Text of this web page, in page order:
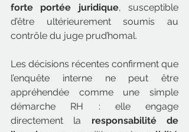
forte portée juridique, susceptible
d’être ultérieurement soumis au
contrôle du juge prud’homal.
Les décisions récentes confirment que
l’enquête interne ne peut être
appréhendée comme une simple
démarche RH : elle engage
directement la responsabilité de